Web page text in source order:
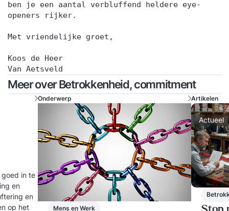
ben je een aantal verbluffend heldere eye-
openers rijker.
Met vriendelijke groet,
Koos de Heer
Van Aetsveld
Meer over Betrokkenheid, commitment
goed in te
en
en
op het
Onderwerp
Mens en Werk
Artikelen
Actueel